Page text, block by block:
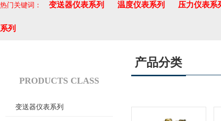
热门关键词： 变送器仪表系列 温度仪表系列 压力仪表系
系列
PRODUCTS CLASS
变送器仪表系列
产品分类